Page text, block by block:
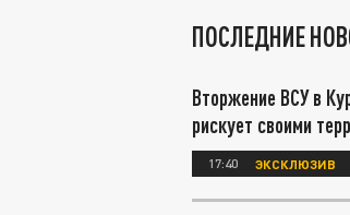
ПОСЛЕДНИЕ
Вторжение ВСУ в
рискует своими
17:40 ЭКСКЛЮЗИВ